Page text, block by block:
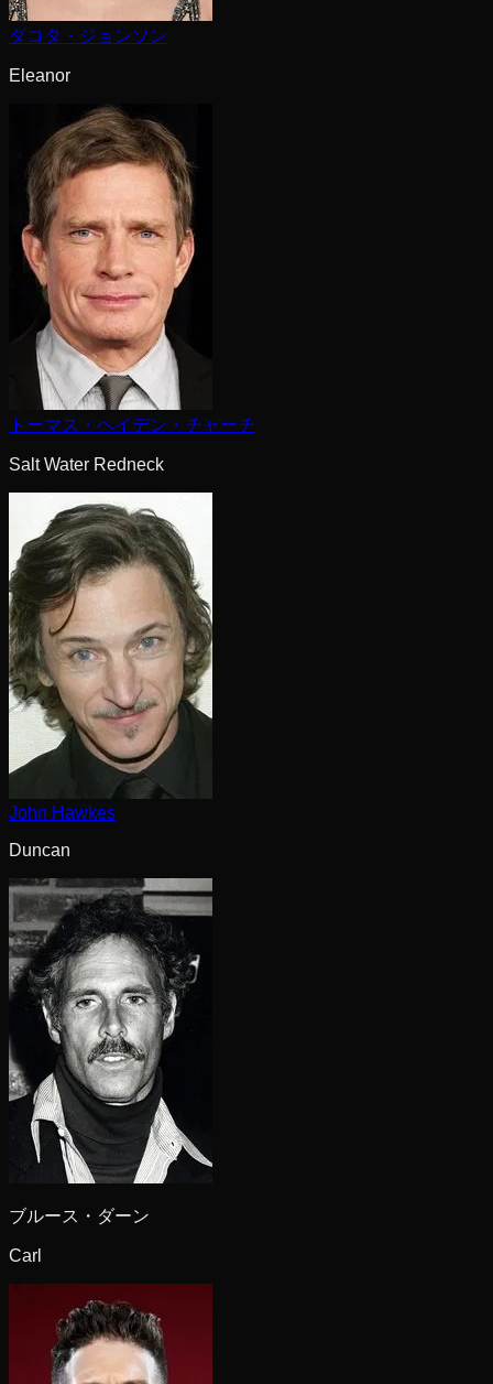
ダコタ・ジョンソン
Eleanor
トーマス・ヘイデン・チャーチ
Salt Water Redneck
John Hawkes
Duncan
ブルース・ダーン
Carl